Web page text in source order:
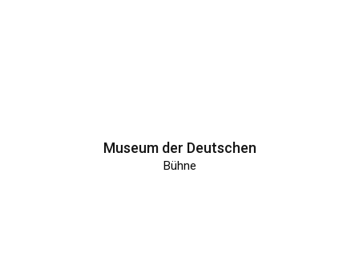
Museum der Deutschen
Bühne